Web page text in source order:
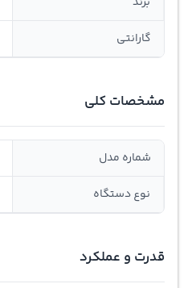
گارانتی
مشخصات کلی
شماره مدل
نوع دستگاه
قدرت و عملکرد